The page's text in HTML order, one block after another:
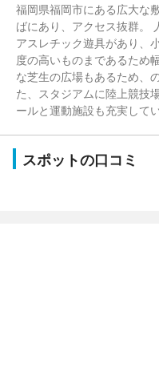
福岡県福岡市にある広大な
ばにあり、アクセス抜群。
アスレチック遊具があり、
度の高いものまであるため
な芝生の広場もあるため、
た、スタジアムに陸上競技
ールと運動施設も充実してい
スポットの口コミ